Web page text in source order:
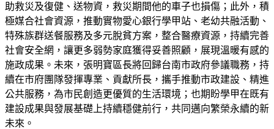
助救災及復健、送物資，救災期間他的車子也損傷；此外，積
極媒合社會資源，推動實物愛心銀行學甲站、老幼共融活動、
特殊族群送餐服務及多元脫貧方案，整合醫療資源，持續完善
社會安全網，讓更多弱勢家庭獲得妥善照顧，展現溫暖有感的
施政成果。未來，張明寶區長將回歸台南市政府參議職務，持
續在市府團隊發揮專業、貢獻所長，攜手推動市政建設、精進
公共服務，為市民創造更優質的生活環境；也期盼學甲在既有
建設成果與發展基礎上持續穩健前行，共同邁向繁榮永續的新
未來。